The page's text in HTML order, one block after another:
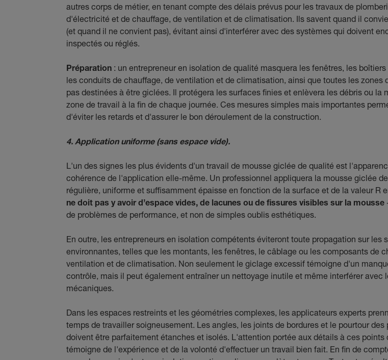
autres corps de métier, en tenant compte des délais prévus pour les travaux de
d'électricité et de chauffage, de ventilation et de climatisation. Ils savent quand il
(et quand il ne convient pas), évitant ainsi d'interférer avec des systèmes qui doivent
inspectés ou réglés.
Préparation : un entrepreneur en isolation de qualité masquera les fenêtres, les
les conduits de chauffage, de ventilation et de climatisation, ainsi que toutes les zones
pas destinées à être giclées. Il protégera les surfaces finies et enlèvera les débris ou la
zone de travail à la fin de chaque journée. Ces mesures simples mais importantes
d'éviter les retards et d'assurer le bon déroulement de la construction.
4. Application uniforme (sans espace vide).
L'un des signes les plus évidents d'un travail de mousse giclée de qualité est
cohérence de l'application elle-même. Un professionnel appliquera la mousse giclée
régulière, uniforme et suffisamment épaisse en fonction de la surface et de la valeur R
ne doit pas y avoir d’espace vides, de lacunes ou de fissures visibles sur la mousse
de problèmes de performance, et non de simples oublis esthétiques.
En outre, les entrepreneurs en isolation compétents éviteront toute propagation sur les
environnantes, telles que les montants, les fenêtres, le câblage ou les composants de
ventilation et de climatisation. Non seulement le giclage excessif témoigne d'un
contrôle, mais il peut également entraîner un nettoyage inutile et même interférer avec
mécaniques.
Dans les espaces restreints et les géométries complexes, les applicateurs experts
temps de travailler soigneusement. Les angles, les joints de bordures et le pourtour des
doivent être parfaitement étanches et isolés. L'attention portée aux détails à ces points
témoigne de l'expérience et de la volonté d'effectuer un travail bien fait. En fin de